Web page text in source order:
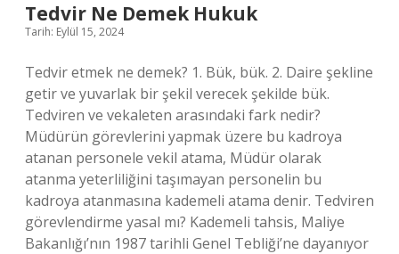
Tedvir Ne Demek Hukuk
Tarih: Eylül 15, 2024
Tedvir etmek ne demek? 1. Bük, bük. 2. Daire şekline
getir ve yuvarlak bir şekil verecek şekilde bük.
Tedviren ve vekaleten arasındaki fark nedir?
Müdürün görevlerini yapmak üzere bu kadroya
atanan personele vekil atama, Müdür olarak
atanma yeterliliğini taşımayan personelin bu
kadroya atanmasına kademeli atama denir. Tedviren
görevlendirme yasal mı? Kademeli tahsis, Maliye
Bakanlığı’nın 1987 tarihli Genel Tebliği’ne dayanıyor